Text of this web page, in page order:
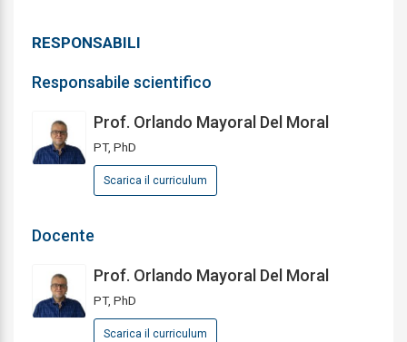
RESPONSABILI
Responsabile scientifico
Prof. Orlando Mayoral Del Moral
PT, PhD
Scarica il curriculum
Docente
Prof. Orlando Mayoral Del Moral
PT, PhD
Scarica il curriculum